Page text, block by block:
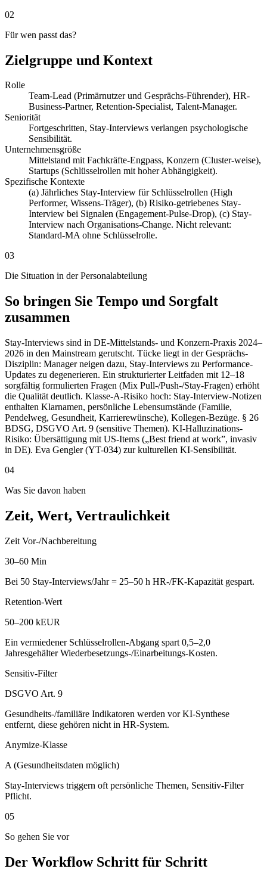
02
Für wen passt das?
Zielgruppe und Kontext
Rolle
Team-Lead (Primärnutzer und Gesprächs-Führender), HR-
Business-Partner, Retention-Specialist, Talent-Manager.
Seniorität
Fortgeschritten, Stay-Interviews verlangen psychologische
Sensibilität.
Unternehmensgröße
Mittelstand mit Fachkräfte-Engpass, Konzern (Cluster-weise),
Startups (Schlüsselrollen mit hoher Abhängigkeit).
Spezifische Kontexte
(a) Jährliches Stay-Interview für Schlüsselrollen (High
Performer, Wissens-Träger), (b) Risiko-getriebenes Stay-
Interview bei Signalen (Engagement-Pulse-Drop), (c) Stay-
Interview nach Organisations-Change. Nicht relevant:
Standard-MA ohne Schlüsselrolle.
03
Die Situation in der Personalabteilung
So bringen Sie Tempo und Sorgfalt
zusammen
Stay-Interviews sind in DE-Mittelstands- und Konzern-Praxis 2024–
2026 in den Mainstream gerutscht. Tücke liegt in der Gesprächs-
Disziplin: Manager neigen dazu, Stay-Interviews zu Performance-
Updates zu degenerieren. Ein strukturierter Leitfaden mit 12–18
sorgfältig formulierten Fragen (Mix Pull-/Push-/Stay-Fragen) erhöht
die Qualität deutlich. Klasse-A-Risiko hoch: Stay-Interview-Notizen
enthalten Klarnamen, persönliche Lebensumstände (Familie,
Pendelweg, Gesundheit, Karrierewünsche), Kollegen-Bezüge. § 26
BDSG, DSGVO Art. 9 (sensitive Themen). KI-Halluzinations-
Risiko: Übersättigung mit US-Items („Best friend at work”, invasiv
in DE). Eva Gengler (YT-034) zur kulturellen KI-Sensibilität.
04
Was Sie davon haben
Zeit, Wert, Vertraulichkeit
Zeit Vor-/Nachbereitung
30–60 Min
Bei 50 Stay-Interviews/Jahr = 25–50 h HR-/FK-Kapazität gespart.
Retention-Wert
50–200 kEUR
Ein vermiedener Schlüsselrollen-Abgang spart 0,5–2,0
Jahresgehälter Wiederbesetzungs-/Einarbeitungs-Kosten.
Sensitiv-Filter
DSGVO Art. 9
Gesundheits-/familiäre Indikatoren werden vor KI-Synthese
entfernt, diese gehören nicht in HR-System.
Anymize-Klasse
A (Gesundheitsdaten möglich)
Stay-Interviews triggern oft persönliche Themen, Sensitiv-Filter
Pflicht.
05
So gehen Sie vor
Der Workflow Schritt für Schritt